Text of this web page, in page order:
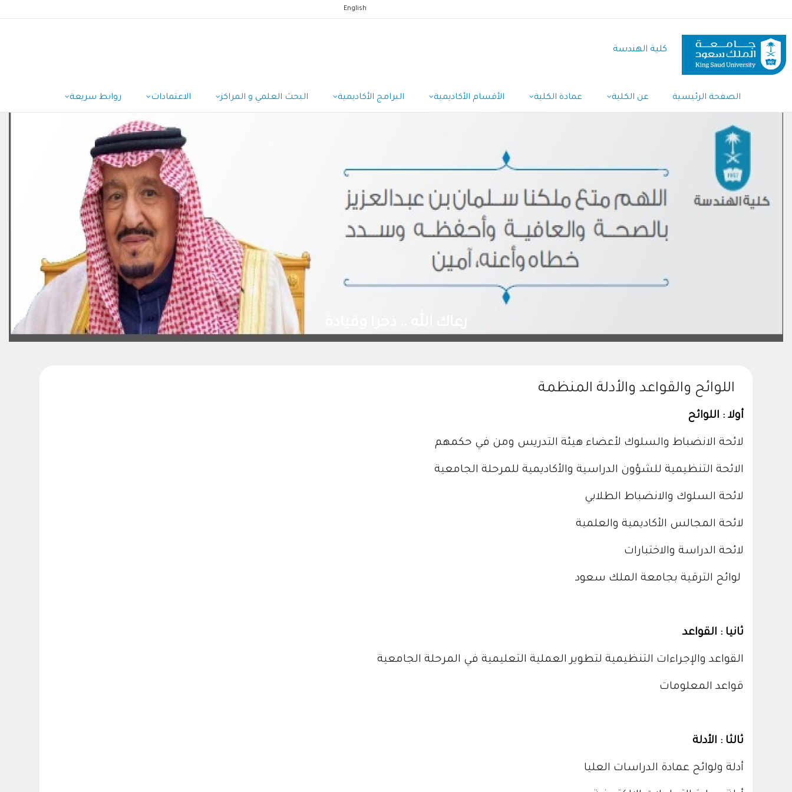
المحتوى
الرئيسي
English
كلية الهندسة
Navigation
الصفحة الرئيسية عن الكلية عمادة الكلية الأقسام الأكاديمية البرامج الأكاديمية البحث العلمي و المراكز الاعتمادات روابط سريعة
اللوائح والقواعد والأدلة المنظمة
أولا : اللوائح
لائحة الانضباط والسلوك لأعضاء هيئة التدريس ومن في حكمهم
الائحة التنظيمية للشؤون الدراسية والأكاديمية للمرحلة الجامعية
لائحة السلوك والانضباط الطلابي
لائحة المجالس الأكاديمية والعلمية
لائحة الدراسة والاختبارات
لوائح الترقية بجامعة الملك سعود
ثانيا : القواعد
القواعد والإجراءات التنظيمية لتطوير العملية التعليمية في المرحلة الجامعية
قواعد المعلومات
ثالثا : الأدلة
أدلة ولوائح عمادة الدراسات العليا